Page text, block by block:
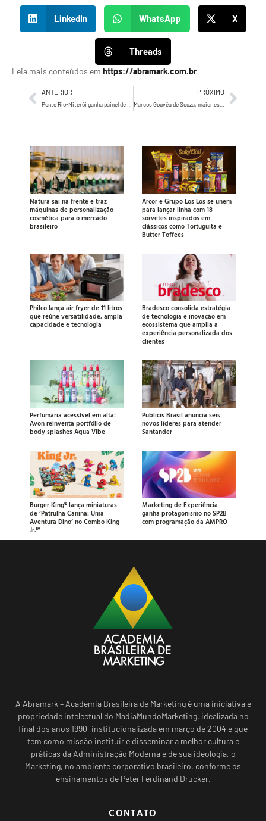
LinkedIn WhatsApp X
Threads
Leia mais conteúdos em https://abramark.com.br
ANTERIOR
Ponte Rio-Niterói ganha painel de LED e espaço para mídia digital
PRÓXIMO
Marcos Gouvêa de Souza, maior especialista em varejo do Brasil, traz um panorama do mercado
Natura sai na frente e traz
máquinas de personalização
cosmética para o mercado
brasileiro
Arcor e Grupo Los Los se unem
para lançar linha com 18
sorvetes inspirados em
clássicos como Tortuguita e
Butter Toffees
Philco lança air fryer de 11 litros
que reúne versatilidade, ampla
capacidade e tecnologia
Bradesco consolida estratégia
de tecnologia e inovação em
ecossistema que amplia a
experiência personalizada dos
clientes
Perfumaria acessível em alta:
Avon reinventa portfólio de
body splashes Aqua Vibe
Publicis Brasil anuncia seis
novos líderes para atender
Santander
Burger King® lança miniaturas
de ‘Patrulha Canina: Uma
Aventura Dino’ no Combo King
Jr.™
Marketing de Experiência
ganha protagonismo no SP2B
com programação da AMPRO
A Abramark – Academia Brasileira de Marketing é uma iniciativa e
propriedade intelectual do MadiaMundoMarketing, idealizada no
final dos anos 1990, institucionalizada em março de 2004 e que
tem como missão instituir e disseminar a melhor cultura e
práticas da Administração Moderna e de sua ideologia, o
Marketing, no ambiente corporativo brasileiro, conforme os
ensinamentos de Peter Ferdinand Drucker.
CONTATO